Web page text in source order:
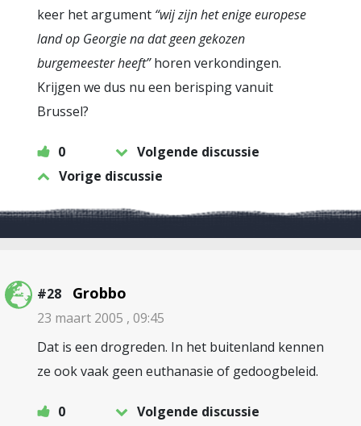
keer het argument “wij zijn het enige europese
land op Georgie na dat geen gekozen
burgemeester heeft”horen verkondingen.
Krijgen we dus nu een berisping vanuit
Brussel?
0
Volgende discussie
Vorige discussie
#28 Grobbo
23 maart 2005 , 09:45
Dat is een drogreden. In het buitenland kennen
ze ook vaak geen euthanasie of gedoogbeleid.
0
Volgende discussie